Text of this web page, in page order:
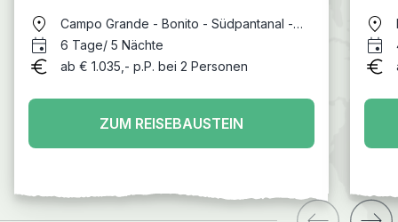
Campo Grande - Bonito - Südpantanal -
Campo Grande
6 Tage/ 5 Nächte
ab € 1.035,- p.P. bei 2 Personen
ZUM REISEBAUSTEIN